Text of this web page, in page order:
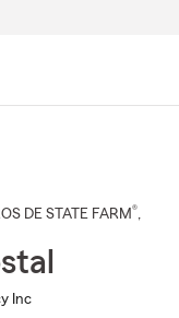
DE STATE FARM®,
Inc